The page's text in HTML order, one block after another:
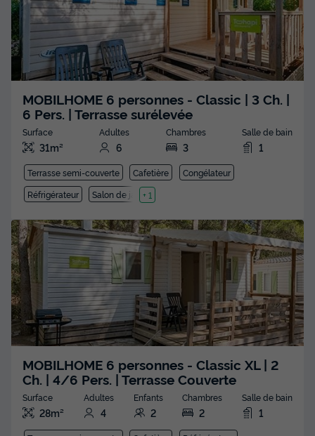
MOBILHOME 6 personnes - Classic | 3 Ch. |
6 Pers. | Terrasse surélevée
Surface
31m²
Adultes
6
Chambres
3
Salle de bain
1
Terrasse semi-couverte Cafetière
Congélateur
Réfrigérateur
Salon de jardin
+ 1
MOBILHOME 6 personnes - Classic XL | 2
Ch. | 4/6 Pers. | Terrasse Couverte
Surface
28m²
Adultes
4
Enfants
2
Chambres
2
Salle de bain
1